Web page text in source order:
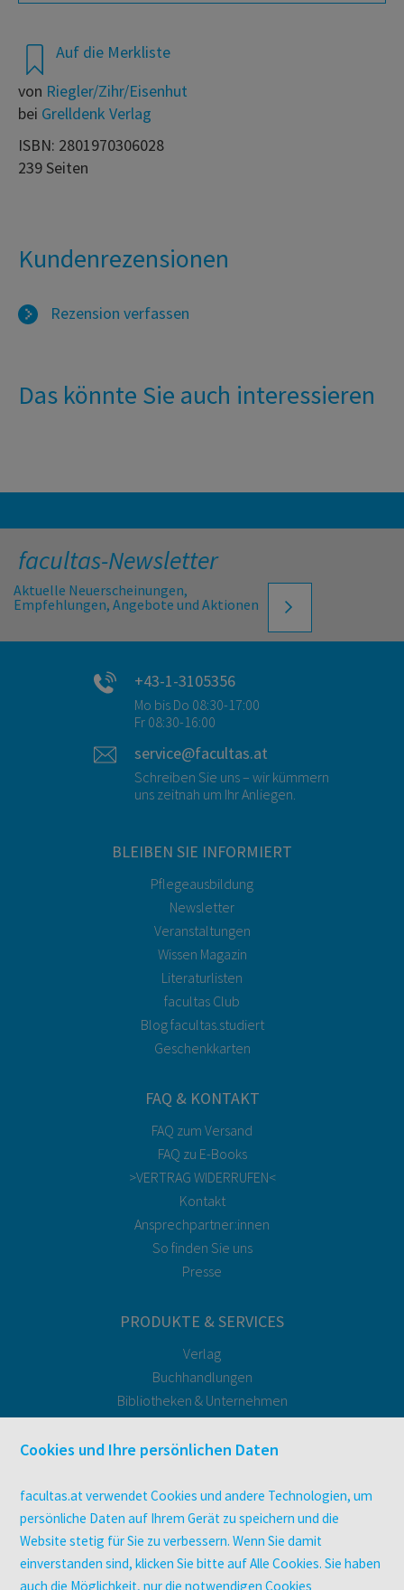
Auf die Merkliste
von Riegler/Zihr/Eisenhut
bei Grelldenk Verlag
ISBN: 2801970306028
239 Seiten
Kundenrezensionen
Rezension verfassen
Das könnte Sie auch interessieren
facultas-Newsletter
Aktuelle Neuerscheinungen,
Empfehlungen, Angebote und Aktionen
+43-1-3105356
Mo bis Do 08:30-17:00
Fr 08:30-16:00
service@facultas.at
Schreiben Sie uns – wir kümmern
uns zeitnah um Ihr Anliegen.
BLEIBEN SIE INFORMIERT
Pflegeausbildung
Newsletter
Veranstaltungen
Wissen Magazin
Literaturlisten
facultas Club
Blog facultas.studiert
Geschenkkarten
FAQ & KONTAKT
FAQ zum Versand
FAQ zu E-Books
>VERTRAG WIDERRUFEN<
Kontakt
Ansprechpartner:innen
So finden Sie uns
Presse
PRODUKTE & SERVICES
Verlag
Buchhandlungen
Bibliotheken & Unternehmen
Druckerei facultas druckt.
Zeitschriften
Digitale Angebote
UNTERNEHMEN
Cookies und Ihre persönlichen Daten
facultas.at verwendet Cookies und andere Technologien, um
persönliche Daten auf Ihrem Gerät zu speichern und die
Website stetig für Sie zu verbessern. Wenn Sie damit
einverstanden sind, klicken Sie bitte auf Alle Cookies. Sie haben
auch die Möglichkeit, nur die notwendigen Cookies